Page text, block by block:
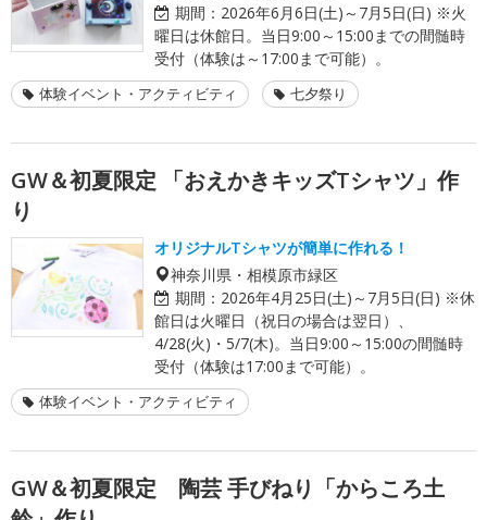
期間： 2026年6月6日(土)～7月5日(日) ※火
曜日は休館日。当日9:00～15:00までの間髄時
受付（体験は～17:00まで可能）。
体験イベント・アクティビティ 七夕祭り
GW＆初夏限定 「おえかきキッズTシャツ」作
り
オリジナルTシャツが簡単に作れる！
神奈川県・相模原市緑区
期間： 2026年4月25日(土)～7月5日(日) ※休
館日は火曜日（祝日の場合は翌日）、
4/28(火)・5/7(木)。当日9:00～15:00の間髄時
受付（体験は17:00まで可能）。
体験イベント・アクティビティ
GW＆初夏限定 陶芸 手びねり「からころ土